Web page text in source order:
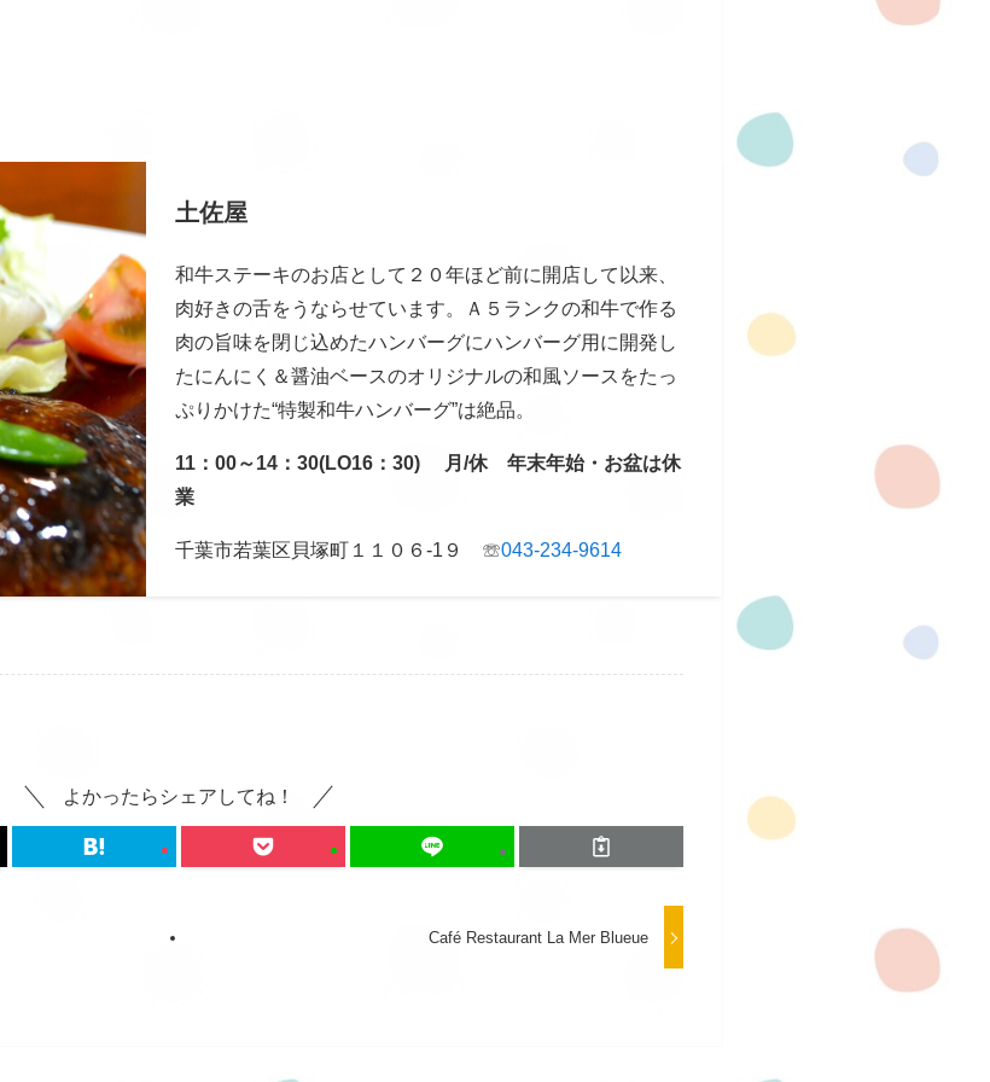
土佐屋
和牛ステーキのお店として２０年ほど前に開店して以来、
肉好きの舌をうならせています。Ａ５ランクの和牛で作る
肉の旨味を閉じ込めたハンバーグにハンバーグ用に開発し
たにんにく＆醤油ベースのオリジナルの和風ソースをたっ
ぷりかけた“特製和牛ハンバーグ”は絶品。
11：00～14：30(LO16：30) 月/休 年末年始・お盆は休
業
千葉市若葉区貝塚町１１０６-1９ ☏043-234-9614
よかったらシェアしてね！
Café Restaurant La Mer Blueue